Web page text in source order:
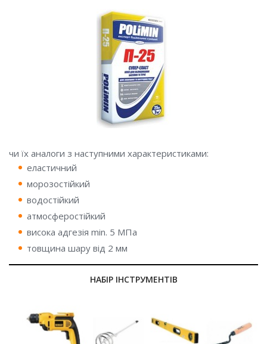
чи їх аналоги з наступними характеристиками:
еластичний
морозостійкий
водостійкий
атмосферостійкий
висока адгезія min. 5 MПa
товщина шару від 2 мм
НАБІР ІНСТРУМЕНТІВ